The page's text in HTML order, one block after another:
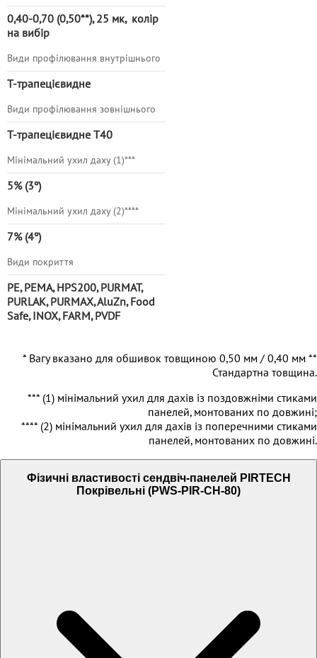
0,40-0,70 (0,50**),25 мк, колір
на вибір
Види профілювання внутрішнього
Т-трапецієвидне
Види профілювання зовнішнього
Т-трапецієвидне Т40
Мінімальний ухил даху (1)***
5% (3º)
Мінімальний ухил даху (2)****
7% (4º)
Види покриття
PE, PEMA, HPS200, PURMAT,
PURLAK, PURMAX, AluZn, Food
Safe, INOX, FARM, PVDF
* Вагу вказано для обшивок товщиною 0,50 мм / 0,40 мм **
Стандартна товщина.
*** (1) мінімальний ухил для дахів із поздовжніми стиками
панелей, монтованих по довжині;
**** (2) мінімальний ухил для дахів із поперечними стиками
панелей, монтованих по довжині.
Фізичні властивості сендвіч-панелей PIRTECH
Покрівельні (PWS-PIR-CH-80)